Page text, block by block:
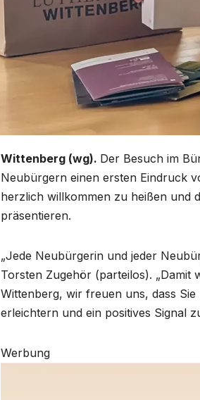
Wittenberg (wg). Der Besuch im
Neubürgern einen ersten Eindruck
herzlich willkommen zu heißen und
präsentieren.
„Jede Neubürgerin und jeder
Torsten Zugehör (parteilos).
Wittenberg, wir freuen uns, dass Sie
erleichtern und ein positives Signal
Werbung